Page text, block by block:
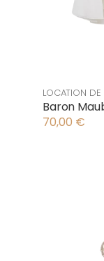
LOCATION
Baron
70,00 €